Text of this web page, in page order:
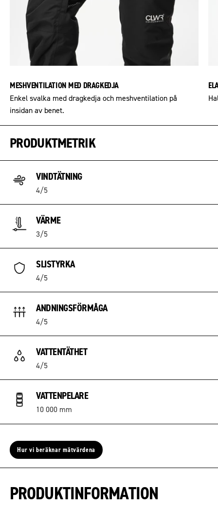
MESHVENTILATION MED DRAGKEDJA
Enkel svalka med dragkedja och meshventilation på
insidan av benet.
PRODUKTMETRIK
VINDTÄTNING
4/5
VÄRME
3/5
SLISTYRKA
4/5
ANDNINGSFÖRMÅGA
4/5
VATTENTÄTHET
4/5
VATTENPELARE
10 000 mm
Hur vi beräknar mätvärdena
PRODUKTINFORMATION